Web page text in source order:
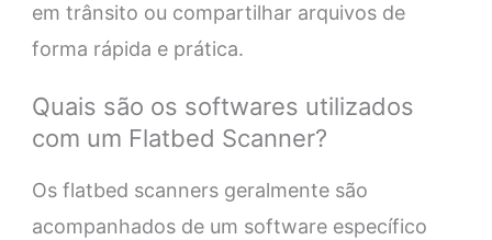
em trânsito ou compartilhar arquivos de
forma rápida e prática.
Quais são os softwares utilizados
com um Flatbed Scanner?
Os flatbed scanners geralmente são
acompanhados de um software específico